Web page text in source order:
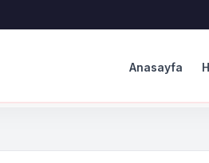
Anasayfa